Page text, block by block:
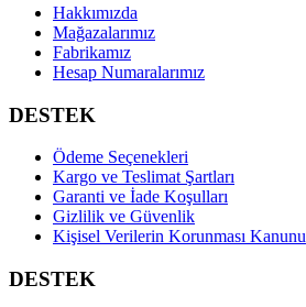
Hakkımızda
Mağazalarımız
Fabrikamız
Hesap Numaralarımız
DESTEK
Ödeme Seçenekleri
Kargo ve Teslimat Şartları
Garanti ve İade Koşulları
Gizlilik ve Güvenlik
Kişisel Verilerin Korunması Kanunu
DESTEK